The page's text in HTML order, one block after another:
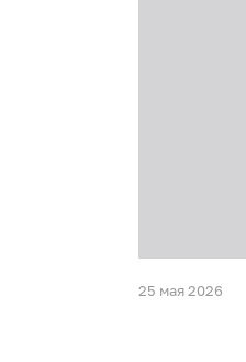
25 мая 2026